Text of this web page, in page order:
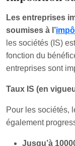
Les entreprises
soumises à l’
les sociétés (IS)
fonction du
entreprises sont
Taux IS (en
Pour les sociétés,
également
Jusqu’à